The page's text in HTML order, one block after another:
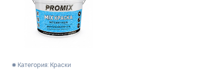
Категория: Краски